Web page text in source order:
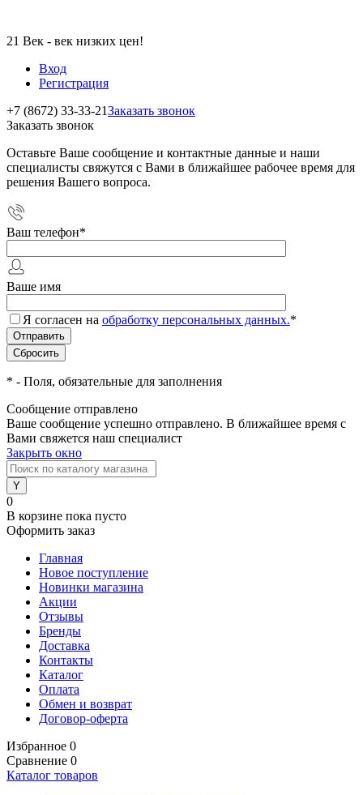
21 Век - век низких цен!
Вход
Регистрация
+7 (8672) 33-33-21Заказать звонок
Заказать звонок
Оставьте Ваше сообщение и контактные данные и наши
специалисты свяжутся с Вами в ближайшее рабочее время для
решения Вашего вопроса.
Ваш телефон*
Ваше имя
Я согласен на обработку персональных данных.*
* - Поля, обязательные для заполнения
Сообщение отправлено
Ваше сообщение успешно отправлено. В ближайшее время с
Вами свяжется наш специалист
Закрыть окно
0
В корзине пока пусто
Оформить заказ
Главная
Новое поступление
Новинки магазина
Акции
Отзывы
Бренды
Доставка
Контакты
Каталог
Оплата
Обмен и возврат
Договор-оферта
Избранное 0
Сравнение 0
Каталог товаров